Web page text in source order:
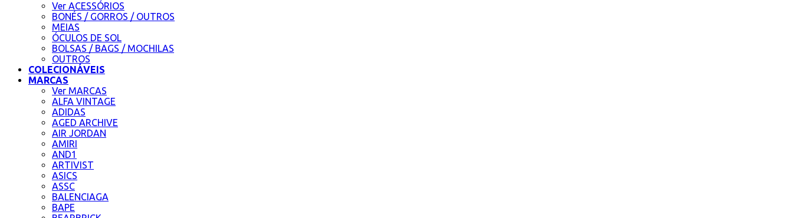
Ver ACESSÓRIOS
BONÉS / GORROS / OUTROS
MEIAS
ÓCULOS DE SOL
BOLSAS / BAGS / MOCHILAS
OUTROS
COLECIONÁVEIS
MARCAS
Ver MARCAS
ALFA VINTAGE
ADIDAS
AGED ARCHIVE
AIR JORDAN
AMIRI
AND1
ARTIVIST
ASICS
ASSC
BALENCIAGA
BAPE